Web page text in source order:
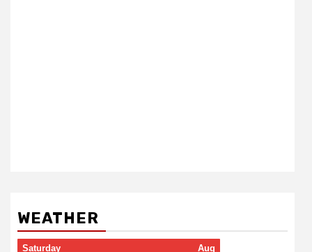
WEATHER
Saturday Aug